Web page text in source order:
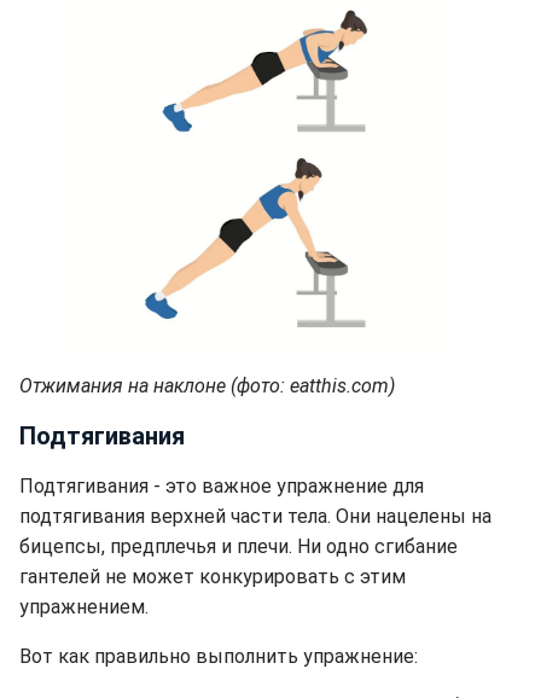
Отжимания на наклоне (фото: eatthis.com)
Подтягивания
Подтягивания - это важное упражнение для
подтягивания верхней части тела. Они нацелены на
бицепсы, предплечья и плечи. Ни одно сгибание
гантелей не может конкурировать с этим
упражнением.
Вот как правильно выполнить упражнение: